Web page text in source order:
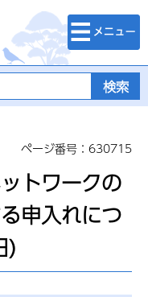
検索・メニュ
ー
ページ番号：630715
トワークの
申入れにつ
)